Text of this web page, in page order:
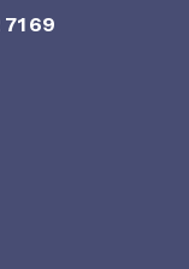
71 69